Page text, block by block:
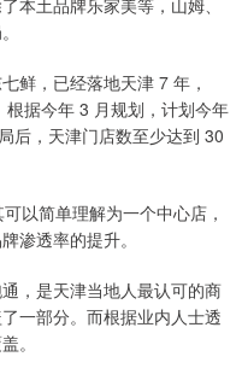
本土品牌乐家美等，山姆、
鲜，已经落地天津 7 年，
据今年 3 月规划，计划今年
后，天津门店数至少达到 30
以简单理解为一个中心店，
渗透率的提升。
，是天津当地人最认可的商
一部分。而根据业内人士透
。